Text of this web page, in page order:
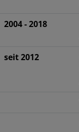
2004 - 2018
seit 2012